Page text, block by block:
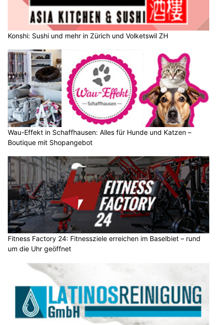
Konshi: Sushi und mehr in Zürich und Volketswil ZH
Wau-Effekt in Schaffhausen: Alles für Hunde und Katzen –
Boutique mit Shopangebot
Fitness Factory 24: Fitnessziele erreichen im Baselbiet – rund
um die Uhr geöffnet